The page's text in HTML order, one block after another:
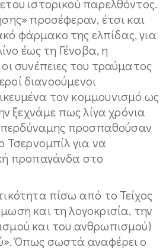
ιστορικού παρελθόντος.
προσέφεραν, έτσι και
φάρμακο της ελπίδας, για
έως τη Γένοβα, η
συνέπειες του τραύματος
διανοούμενοι
τον κομμουνισμό ως
ξεχνάμε πως λίγα χρόνια
προσπαθούσαν
Τσερνομπίλ για να
προπαγάνδα στο
πίσω από το Τείχος
και τη λογοκρισία, την
και του ανθρωπισμού)
Όπως σωστά αναφέρει ο